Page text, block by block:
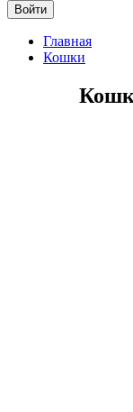
Главная
Кошки